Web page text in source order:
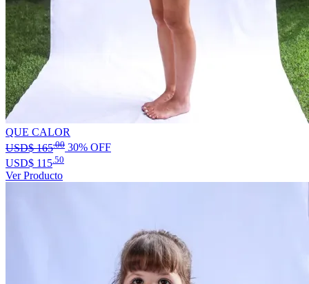
QUE CALOR
USD$165.00 30% OFF
USD$ 115 .50
Ver Producto